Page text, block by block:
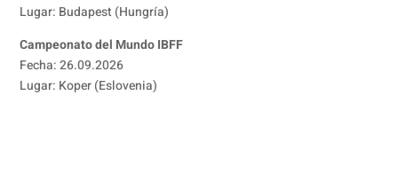
Lugar: Budapest (Hungría)
Campeonato del Mundo IBFF
Fecha: 26.09.2026
Lugar: Koper (Eslovenia)